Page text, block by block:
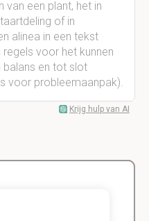
van een plant, het in
of in
alinea in een tekst
voor het kunnen
balans en tot slot
voor probleemaanpak).
Krijg hulp van AI